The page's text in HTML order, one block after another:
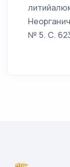
№ 5. С.